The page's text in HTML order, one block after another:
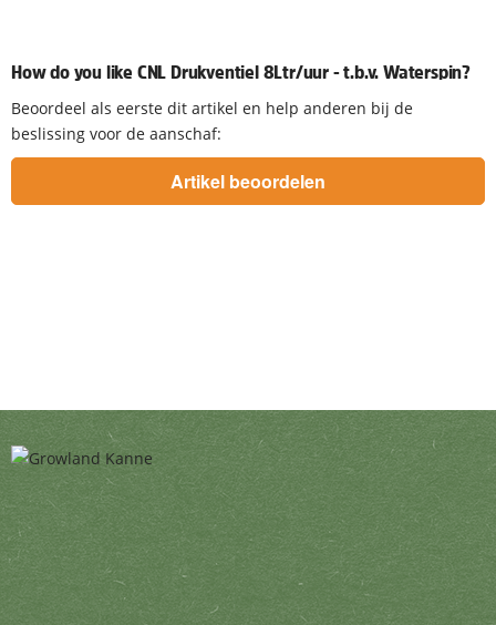
How do you like CNL Drukventiel 8Ltr/uur - t.b.v. Waterspin?
Beoordeel als eerste dit artikel en help anderen bij de
beslissing voor de aanschaf: